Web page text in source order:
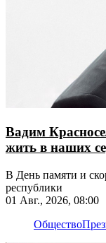
Вадим
жить в наших
В День памяти и
республики
01 Авг., 2026, 08:00
Общество